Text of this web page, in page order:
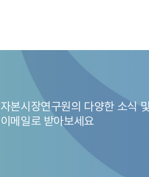
자본시장연구원의 다양한 소식
이메일로 받아보세요